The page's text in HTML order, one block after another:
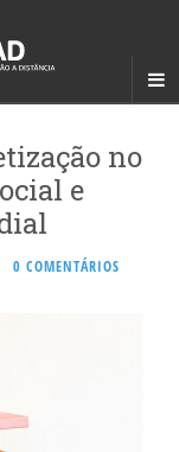
no
e
0 COMENTÁRIOS